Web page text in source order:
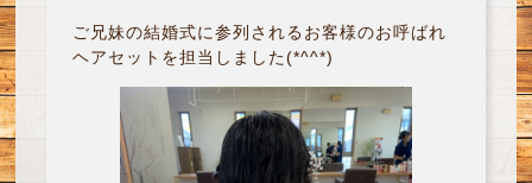
ご兄妹の結婚式に参列されるお客様のお呼ばれ
ヘアセットを担当しました(*^^*)